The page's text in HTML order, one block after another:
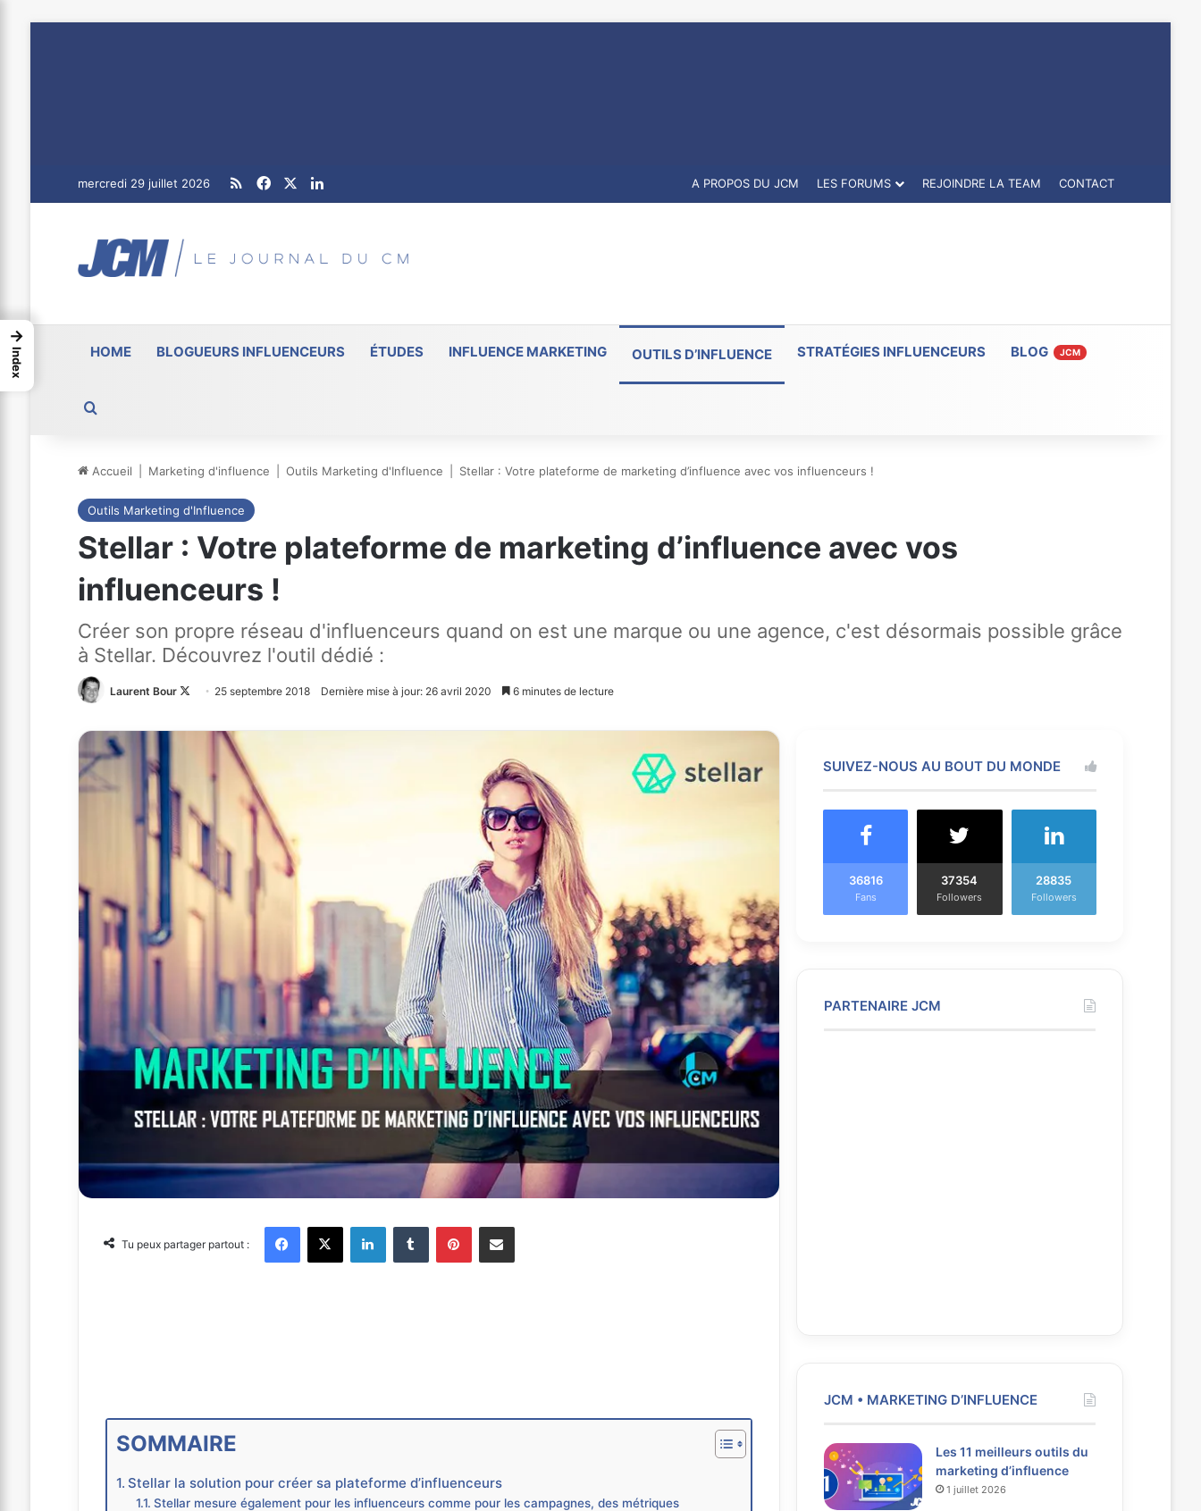
mercredi 29 juillet 2026 RSSFacebookLinkedin A PROPOS DU JCM LES FORUMS REJOINDRE LA TEAM CONTACT
HOME BLOGUEURS INFLUENCEURS ÉTUDES INFLUENCE MARKETING OUTILS D’INFLUENCE STRATÉGIES INFLUENCEURS BLOG JCM
Accueil Marketing d'influence Outils Marketing d'Influence Stellar : Votre plateforme de marketing d’influence avec vos influenceurs !
Outils Marketing d'Influence
Stellar : Votre plateforme de marketing d’influence avec vos
influenceurs !
Créer son propre réseau d'influenceurs quand on est une marque ou une agence, c'est désormais possible grâce
à Stellar. Découvrez l'outil dédié :
Laurent Bour
Follow
X
25 septembre 2018 Dernière mise à jour: 26 avril 2020 6 minutes de lecture
Tu peux partager partout :
Facebook X Linkedin Tumblr Pinterest Partager par email
SOMMAIRE
Stellar la solution pour créer sa plateforme d’influenceurs
Stellar mesure également pour les influenceurs comme pour les campagnes, des métriques
SUIVEZ-NOUS AU BOUT DU MONDE
36816
Fans
37354
Followers
28835
Followers
PARTENAIRE JCM
JCM • MARKETING D’INFLUENCE
Les 11 meilleurs outils du
marketing d’influence
1 juillet 2026
→
Index